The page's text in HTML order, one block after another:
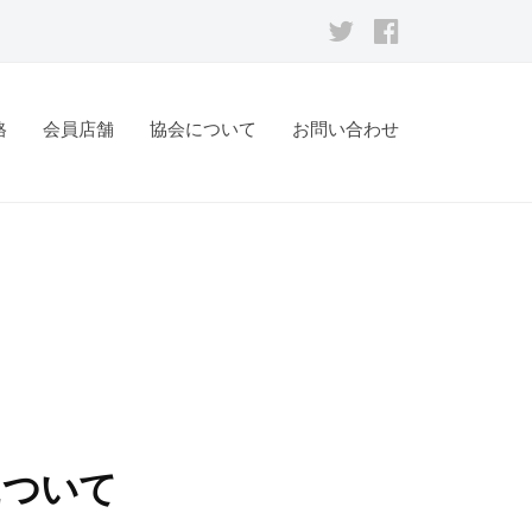
Twitter
会員店舗 協会について お問い合わせ
いて